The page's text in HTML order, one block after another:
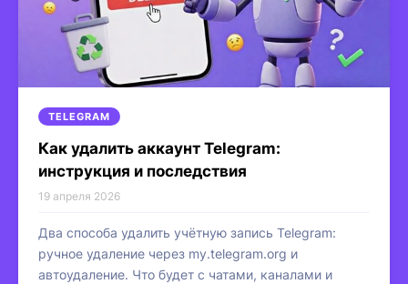
TELEGRAM
Как удалить аккаунт Telegram:
инструкция и последствия
19 апреля 2026
Два способа удалить учётную запись Telegram:
ручное удаление через my.telegram.org и
автоудаление. Что будет с чатами, каналами и